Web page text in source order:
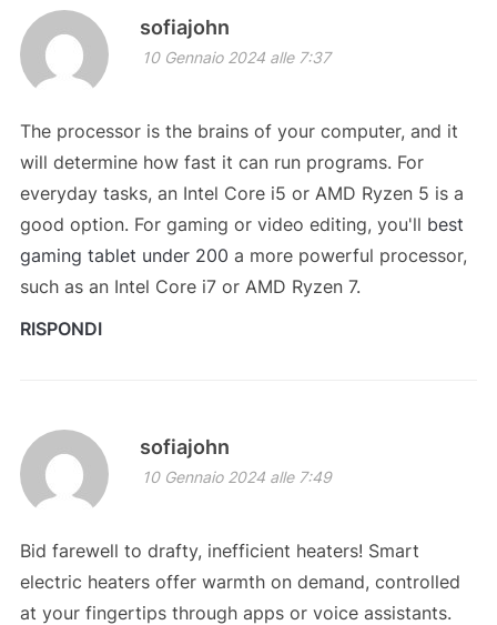
sofiajohn
10 Gennaio 2024 alle 7:37
The processor is the brains of your computer, and it
will determine how fast it can run programs. For
everyday tasks, an Intel Core i5 or AMD Ryzen 5 is a
good option. For gaming or video editing, you'll best
gaming tablet under 200 a more powerful processor,
such as an Intel Core i7 or AMD Ryzen 7.
RISPONDI
sofiajohn
10 Gennaio 2024 alle 7:49
Bid farewell to drafty, inefficient heaters! Smart
electric heaters offer warmth on demand, controlled
at your fingertips through apps or voice assistants.